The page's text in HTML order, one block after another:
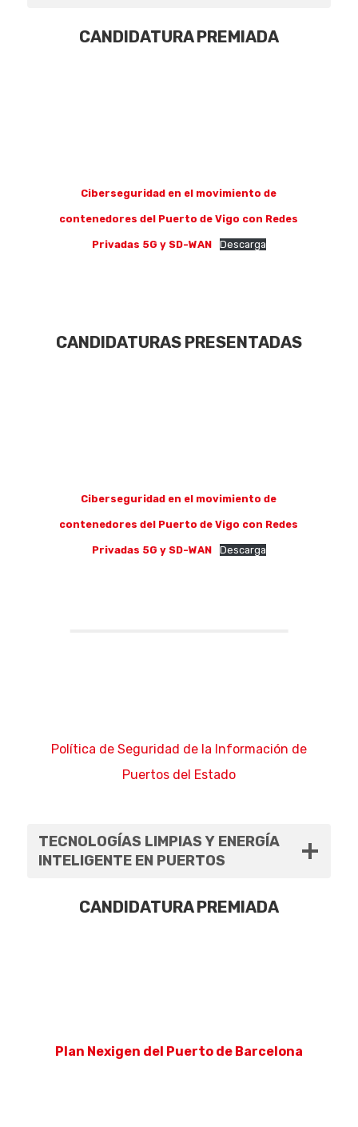
CANDIDATURA PREMIADA
Ciberseguridad en el movimiento de
contenedores del Puerto de Vigo con Redes
Privadas 5G y SD-WAN Descarga
CANDIDATURAS PRESENTADAS
Ciberseguridad en el movimiento de
contenedores del Puerto de Vigo con Redes
Privadas 5G y SD-WAN Descarga
Política de Seguridad de la Información de
Puertos del Estado
TECNOLOGÍAS LIMPIAS Y ENERGÍA
INTELIGENTE EN PUERTOS
CANDIDATURA PREMIADA
Plan Nexigen del Puerto de Barcelona